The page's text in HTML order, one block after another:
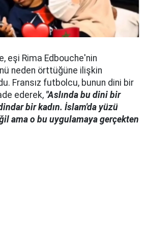
eşi Rima Edbouche'nin
neden örttüğüne ilişkin
Fransız futbolcu, bunun dini bir
ederek, "Aslında bu dini bir
bir kadın. İslam'da yüzü
ama o bu uygulamaya gerçekten